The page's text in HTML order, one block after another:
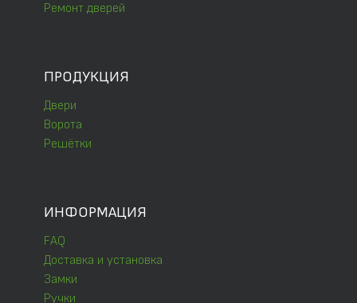
Ремонт дверей
ПРОДУКЦИЯ
Двери
Ворота
Решётки
ИНФОРМАЦИЯ
FAQ
Доставка и установка
Замки
Ручки